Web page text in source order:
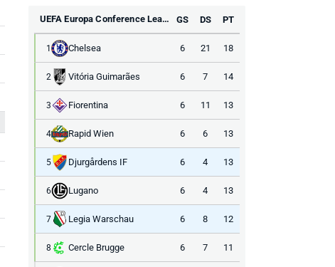
UEFA Europa Conference League GS DS PT
1 Chelsea 6 21 18
2 Vitória Guimarães 6 7 14
3 Fiorentina 6 11 13
4 Rapid Wien 6 6 13
5 Djurgårdens IF 6 4 13
6 Lugano 6 4 13
7 Legia Warschau 6 8 12
8 Cercle Brugge 6 7 11